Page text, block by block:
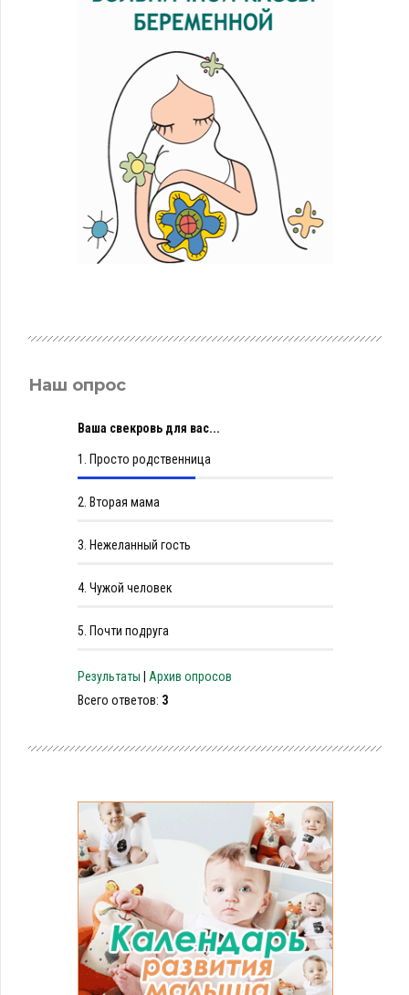
Наш опрос
Ваша свекровь для вас...
1. Просто родственница
2. Вторая мама
3. Нежеланный гость
4. Чужой человек
5. Почти подруга
Результаты
Архив опросов
Всего ответов: 3